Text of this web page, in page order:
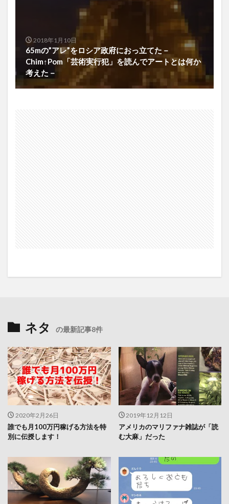
2018年1月10日
65mの”アレ”をロシア政府におっ立てた－
Chim↑Pom「芸術実行犯」を読んでアートとは何か
考えた－
ネタ の最新記事8件
2020年2月26日
誰でも月100万円稼げる方法を特
別に伝授します！
2019年12月12日
アメリカのマリファナ雑誌が「読
む大麻」だった